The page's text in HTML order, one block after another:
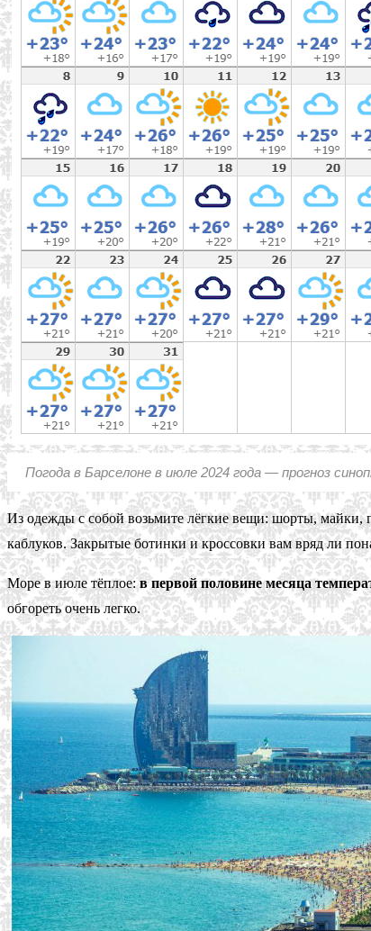
Погода в Барселоне в июле 2024 года — прогноз
Из одежды с собой возьмите лёгкие вещи: шорты, майки,
каблуков. Закрытые ботинки и кроссовки вам вряд ли
Море в июле тёплое:в первой половине месяца
обгореть очень легко.